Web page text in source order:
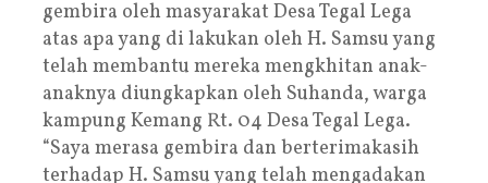
gembira oleh masyarakat Desa Tegal Lega
atas apa yang di lakukan oleh H. Samsu yang
telah membantu mereka mengkhitan anak-
anaknya diungkapkan oleh Suhanda, warga
kampung Kemang Rt. 04 Desa Tegal Lega.
“Saya merasa gembira dan berterimakasih
terhadap H. Samsu yang telah mengadakan